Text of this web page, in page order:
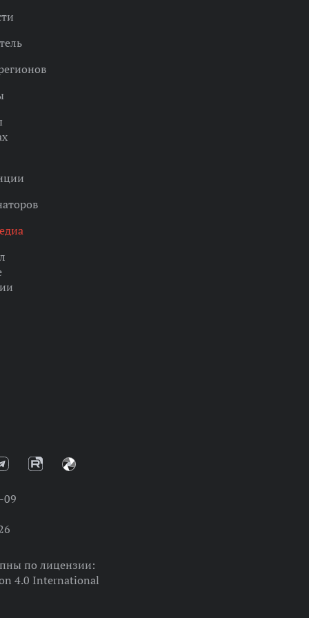
09
по лицензии:
4.0 International